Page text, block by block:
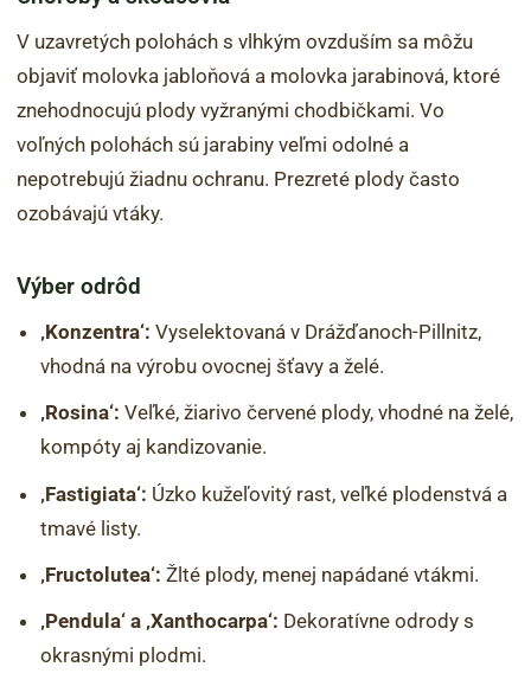
V uzavretých polohách s vlhkým ovzduším sa môžu
objaviť molovka jabloňová a molovka jarabinová, ktoré
znehodnocujú plody vyžranými chodbičkami. Vo
voľných polohách sú jarabiny veľmi odolné a
nepotrebujú žiadnu ochranu. Prezreté plody často
ozobávajú vtáky.
Výber odrôd
‚Konzentra‘: Vyselektovaná v Drážďanoch-Pillnitz,
vhodná na výrobu ovocnej šťavy a želé.
‚Rosina‘: Veľké, žiarivo červené plody, vhodné na želé,
kompóty aj kandizovanie.
‚Fastigiata‘: Úzko kužeľovitý rast, veľké plodenstvá a
tmavé listy.
‚Fructolutea‘: Žlté plody, menej napádané vtákmi.
‚Pendula‘ a ‚Xanthocarpa‘: Dekoratívne odrody s
okrasnými plodmi.